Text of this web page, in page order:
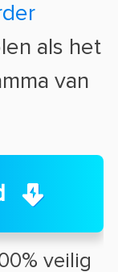
als het
van
veilig